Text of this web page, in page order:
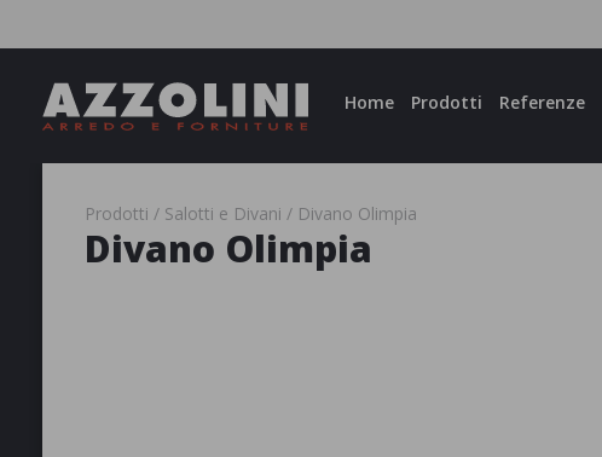
Home Prodotti Referenze
Prodotti Salotti e Divani Divano Olimpia
Divano Olimpia